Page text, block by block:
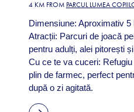
4 KM FROM PARCUL LUMEA
Dimensiune: Aproximativ 5
Atracții: Parcuri de joacă
pentru adulți, alei pitorești
Cu ce te va cuceri:
plin de farmec, perfect
după o zi agitată.